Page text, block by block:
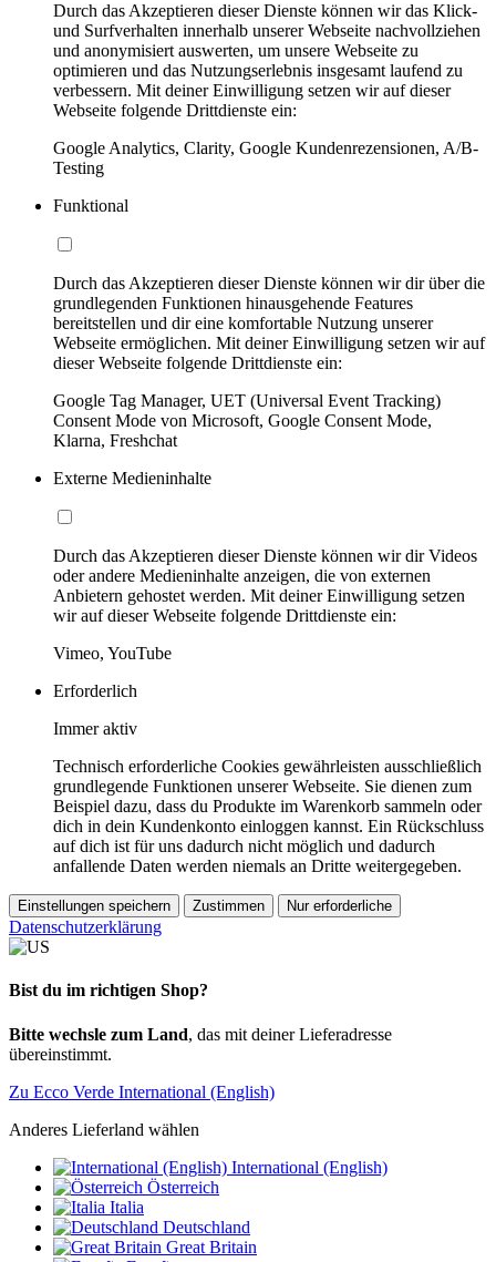
Durch das Akzeptieren dieser Dienste können wir das Klick-
und Surfverhalten innerhalb unserer Webseite nachvollziehen
und anonymisiert auswerten, um unsere Webseite zu
optimieren und das Nutzungserlebnis insgesamt laufend zu
verbessern. Mit deiner Einwilligung setzen wir auf dieser
Webseite folgende Drittdienste ein:
Google Analytics, Clarity, Google Kundenrezensionen, A/B-
Testing
Funktional
Durch das Akzeptieren dieser Dienste können wir dir über die
grundlegenden Funktionen hinausgehende Features
bereitstellen und dir eine komfortable Nutzung unserer
Webseite ermöglichen. Mit deiner Einwilligung setzen wir auf
dieser Webseite folgende Drittdienste ein:
Google Tag Manager, UET (Universal Event Tracking)
Consent Mode von Microsoft, Google Consent Mode,
Klarna, Freshchat
Externe Medieninhalte
Durch das Akzeptieren dieser Dienste können wir dir Videos
oder andere Medieninhalte anzeigen, die von externen
Anbietern gehostet werden. Mit deiner Einwilligung setzen
wir auf dieser Webseite folgende Drittdienste ein:
Vimeo, YouTube
Erforderlich
Immer aktiv
Technisch erforderliche Cookies gewährleisten ausschließlich
grundlegende Funktionen unserer Webseite. Sie dienen zum
Beispiel dazu, dass du Produkte im Warenkorb sammeln oder
dich in dein Kundenkonto einloggen kannst. Ein Rückschluss
auf dich ist für uns dadurch nicht möglich und dadurch
anfallende Daten werden niemals an Dritte weitergegeben.
Einstellungen speichern Zustimmen Nur erforderliche
Datenschutzerklärung
Bist du im richtigen Shop?
Bitte wechsle zum Land, das mit deiner Lieferadresse
übereinstimmt.
Zu Ecco Verde International (English)
Anderes Lieferland wählen
International (English)
Österreich
Italia
Deutschland
Great Britain